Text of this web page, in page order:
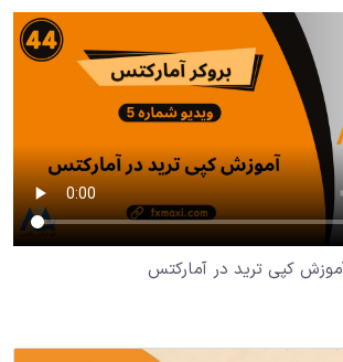
کپی ترید در آمارکتس